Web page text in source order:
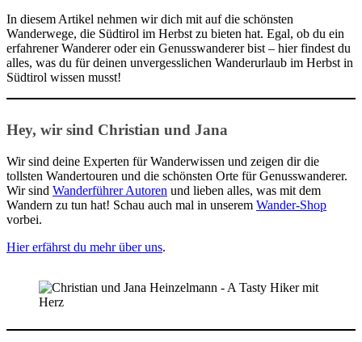
In diesem Artikel nehmen wir dich mit auf die schönsten
Wanderwege, die Südtirol im Herbst zu bieten hat. Egal, ob du ein
erfahrener Wanderer oder ein Genusswanderer bist – hier findest du
alles, was du für deinen unvergesslichen Wanderurlaub im Herbst in
Südtirol wissen musst!
Hey, wir sind Christian und Jana
Wir sind deine Experten für Wanderwissen und zeigen dir die
tollsten Wandertouren und die schönsten Orte für Genusswanderer.
Wir sind Wanderführer Autoren und lieben alles, was mit dem
Wandern zu tun hat! Schau auch mal in unserem Wander-Shop
vorbei.
Hier erfährst du mehr über uns.